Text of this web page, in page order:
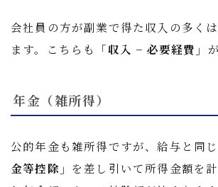
会社員の方が副業で得た収入の多く
ます。こちらも
「収入 − 必要経費」
年金（雑所得）
公的年金も雑所得ですが、給与と同
金等控除」 を差し引いて所得金額を